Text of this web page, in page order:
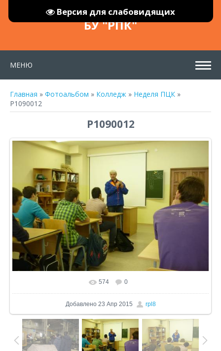
Версия для слабовидящих
БУ "РПК"
МЕНЮ
Главная » Фотоальбом » Колледж » Неделя ПЦК »
P1090012
P1090012
В реальном размере 1024x680
574 0
Добавлено23 Апр 2015 rpl8